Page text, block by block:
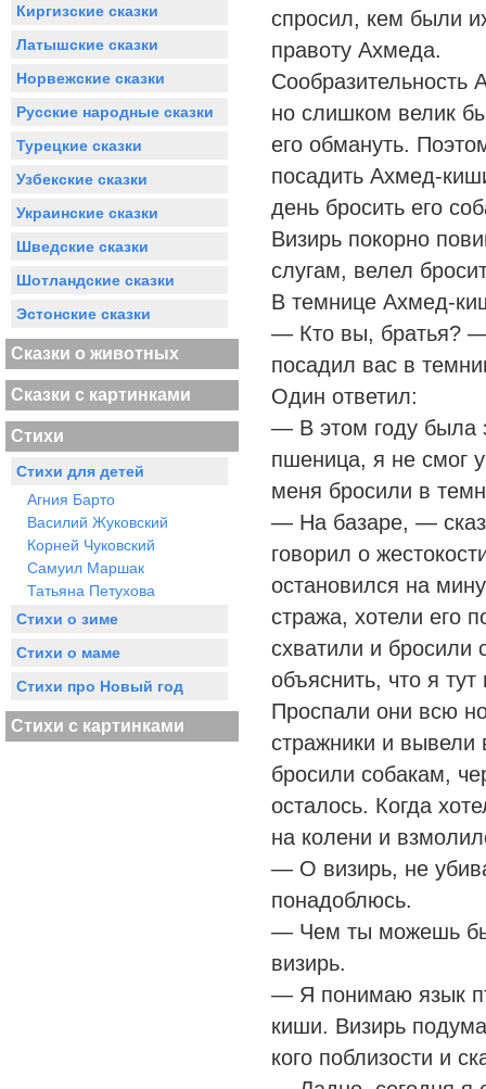
Киргизские сказки
Латышские сказки
Норвежские сказки
Русские народные сказки
Турецкие сказки
Узбекские сказки
Украинские сказки
Шведские сказки
Шотландские сказки
Эстонские сказки
Сказки о животных
Сказки с картинками
Стихи
Стихи для детей
Агния Барто
Василий Жуковский
Корней Чуковский
Самуил Маршак
Татьяна Петухова
Стихи о зиме
Стихи о маме
Стихи про Новый год
Стихи с картинками
спросил, кем были
правоту Ахмеда.
Сообразительность
но слишком велик
его обмануть.
посадить Ахмед-
день бросить его
Визирь покорно
слугам, велел
В темнице Ахмед-
— Кто вы, братья?
посадил вас в
Один ответил:
— В этом году была
пшеница, я не смог
меня бросили в
— На базаре, —
говорил о
остановился на
стража, хотели его
схватили и бросили
объяснить, что я
Проспали они всю
стражники и вывели
бросили собакам,
осталось. Когда
на колени и
— О визирь, не
понадоблюсь.
— Чем ты можешь
визирь.
— Я понимаю язык
киши. Визирь
кого поблизости и